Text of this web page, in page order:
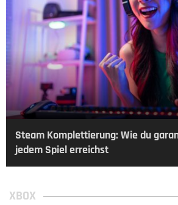
Steam Komplettierung: Wie du
jedem Spiel erreichst
XBOX